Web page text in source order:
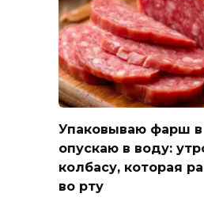
Упаковываю фарш в
опускаю в воду:
колбасу, которая
во рту